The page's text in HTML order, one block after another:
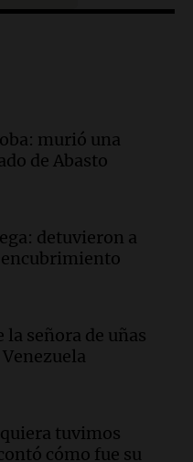
de la población
celebran a San
y salud en
una
del Kennel
México de
estadounidense
reanudan
murió una
de Abasto
detuvieron a
señora de uñas
tuvimos
cómo fue su